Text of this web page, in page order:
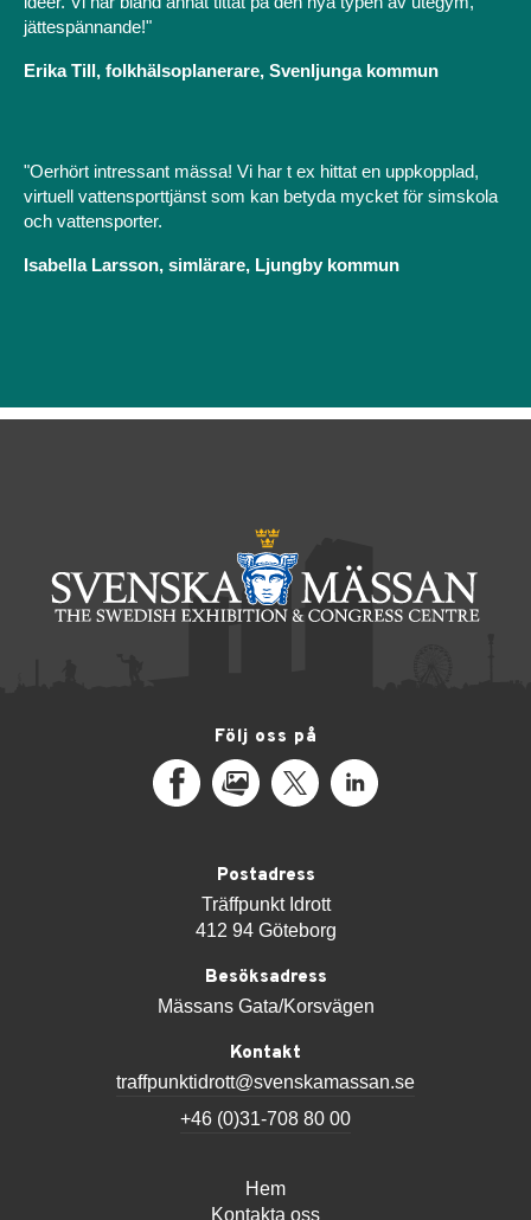
jättespännande!"
Erika Till, folkhälsoplanerare, Svenljunga kommun
"Oerhört intressant mässa! Vi har t ex hittat en uppkopplad,
virtuell vattensporttjänst som kan betyda mycket för simskola
och vattensporter.
Isabella Larsson, simlärare, Ljungby kommun
Följ oss på
FacebookMediaPortal
X LinkedIn
Postadress
Träffpunkt Idrott
412 94 Göteborg
Besöksadress
Mässans Gata/Korsvägen
Kontakt
traffpunktidrott@svenskamassan.se
+46 (0)31-708 80 00
Hem
Kontakta oss